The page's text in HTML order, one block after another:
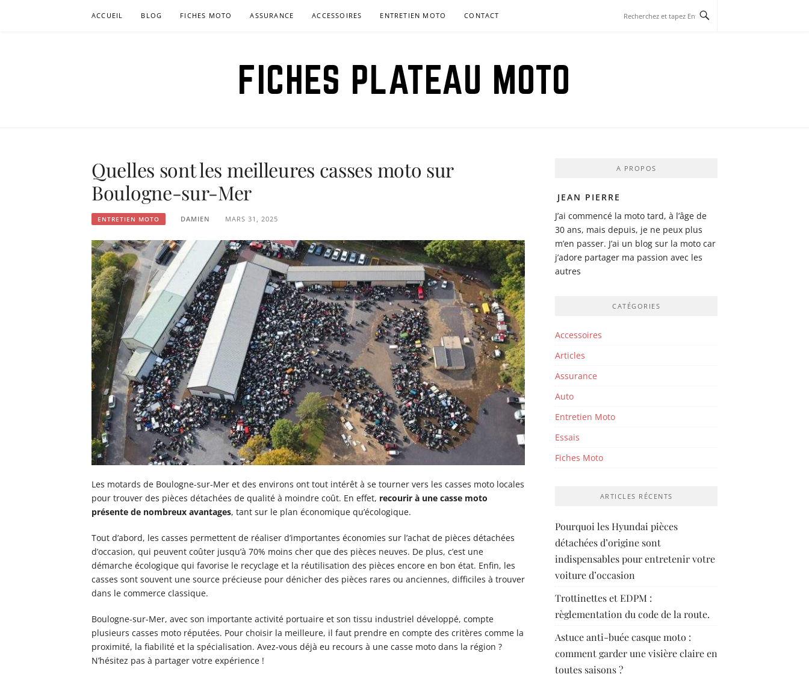
ACCUEIL BLOG FICHES MOTO ASSURANCE ACCESSOIRES ENTRETIEN MOTO CONTACT
FICHES PLATEAU MOTO
Quelles sont les meilleures casses moto sur
Boulogne-sur-Mer
ENTRETIEN MOTO DAMIEN MARS 31, 2025
Les motards de Boulogne-sur-Mer et des environs ont tout intérêt à se tourner vers les casses moto locales
pour trouver des pièces détachées de qualité à moindre coût. En effet, recourir à une casse moto
présente de nombreux avantages, tant sur le plan économique qu’écologique.
Tout d’abord, les casses permettent de réaliser d’importantes économies sur l’achat de pièces détachées
d’occasion, qui peuvent coûter jusqu’à 70% moins cher que des pièces neuves. De plus, c’est une
démarche écologique qui favorise le recyclage et la réutilisation des pièces encore en bon état. Enfin, les
casses sont souvent une source précieuse pour dénicher des pièces rares ou anciennes, difficiles à trouver
dans le commerce classique.
Boulogne-sur-Mer, avec son importante activité portuaire et son tissu industriel développé, compte
plusieurs casses moto réputées. Pour choisir la meilleure, il faut prendre en compte des critères comme la
proximité, la fiabilité et la spécialisation. Avez-vous déjà eu recours à une casse moto dans la région ?
N’hésitez pas à partager votre expérience !
A PROPOS
JEAN PIERRE
J’ai commencé la moto tard, à l’âge de
30 ans, mais depuis, je ne peux plus
m’en passer. J’ai un blog sur la moto car
j’adore partager ma passion avec les
autres
CATÉGORIES
Accessoires
Articles
Assurance
Auto
Entretien Moto
Essais
Fiches Moto
ARTICLES RÉCENTS
Pourquoi les Hyundai pièces
détachées d’origine sont
indispensables pour entretenir votre
voiture d’occasion
Trottinettes et EDPM :
règlementation du code de la route.
Astuce anti-buée casque moto :
comment garder une visière claire en
toutes saisons ?